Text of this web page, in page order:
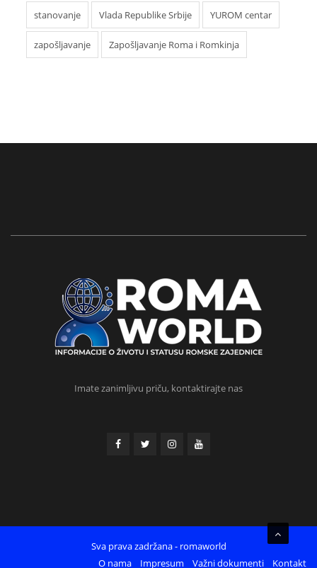
stanovanje Vlada Republike Srbije YUROM centar
zapošljavanje Zapošljavanje Roma i Romkinja
Imate zanimljivu priču, kontaktirajte nas
Sva prava zadržana - romaworld
O nama
Impresum Važni dokumenti Kontakt